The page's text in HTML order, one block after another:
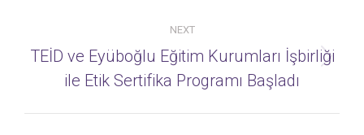
NEXT
Next
post:
TEİD ve Eyüboğlu Eğitim Kurumları İşbirliği
ile Etik Sertifika Programı Başladı